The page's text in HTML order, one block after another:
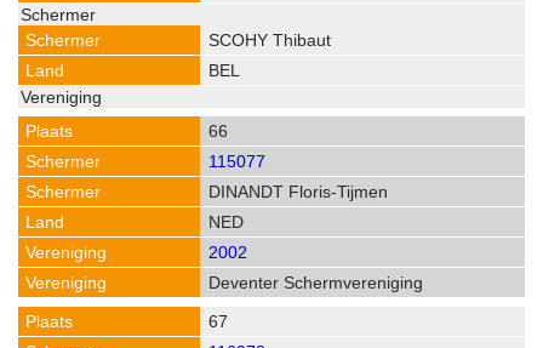
SCOHY Thibaut
BEL
66
115077
DINANDT Floris-Tijmen
NED
2002
Deventer Schermvereniging
67